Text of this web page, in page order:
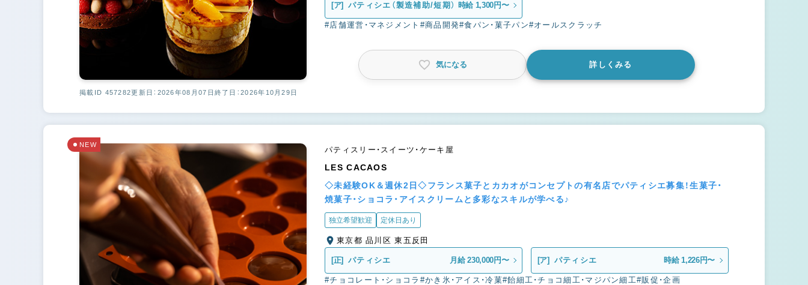
[ア] パティシエ（製造補助/短期） 時給 1,300円〜
#店舗運営・マネジメント #商品開発#食パン・菓子パン#オールスクラッチ
気になる 詳しくみる
掲載ID 457282更新日：2026年08月07日 終了日：2026年10月29日
パティスリー・スイーツ・ケーキ屋
LES CACAOS
◇未経験OK＆週休2日◇フランス菓子とカカオがコンセプトの有名店でパティシエ募集！生菓子・
焼菓子・ショコラ・アイスクリームと多彩なスキルが学べる♪
NEW
独立希望歓迎 定休日あり
東京都 品川区 東五反田
[正] パティシエ 月給 230,000円〜 [ア] パティシエ 時給 1,226円〜
#チョコレート・ショコラ #かき氷・アイス・冷菓#飴細工・チョコ細工・マジパン細工#販促・企画